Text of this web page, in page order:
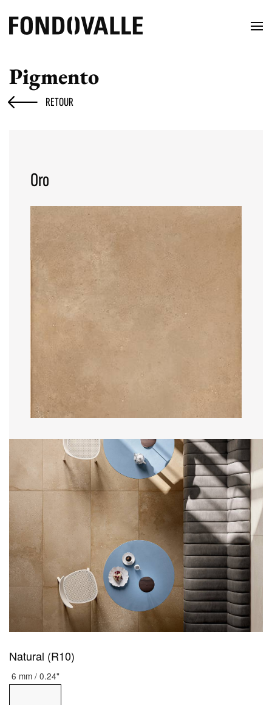
RETOUR
Pigmento
Oro
Natural (R10)
6 mm / 0.24"